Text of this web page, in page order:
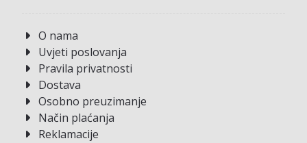
O nama
Uvjeti poslovanja
Pravila privatnosti
Dostava
Osobno preuzimanje
Način plaćanja
Reklamacije